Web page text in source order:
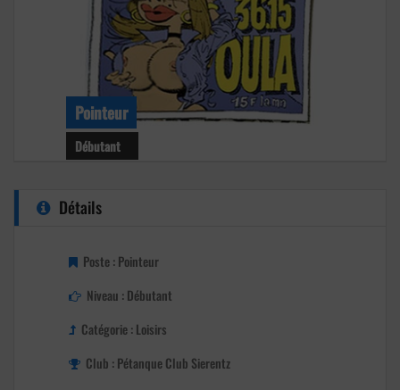
Pointeur
Débutant
Age : 51 ans
Détails
Poste : Pointeur
Niveau : Débutant
Catégorie : Loisirs
Club : Pétanque Club Sierentz